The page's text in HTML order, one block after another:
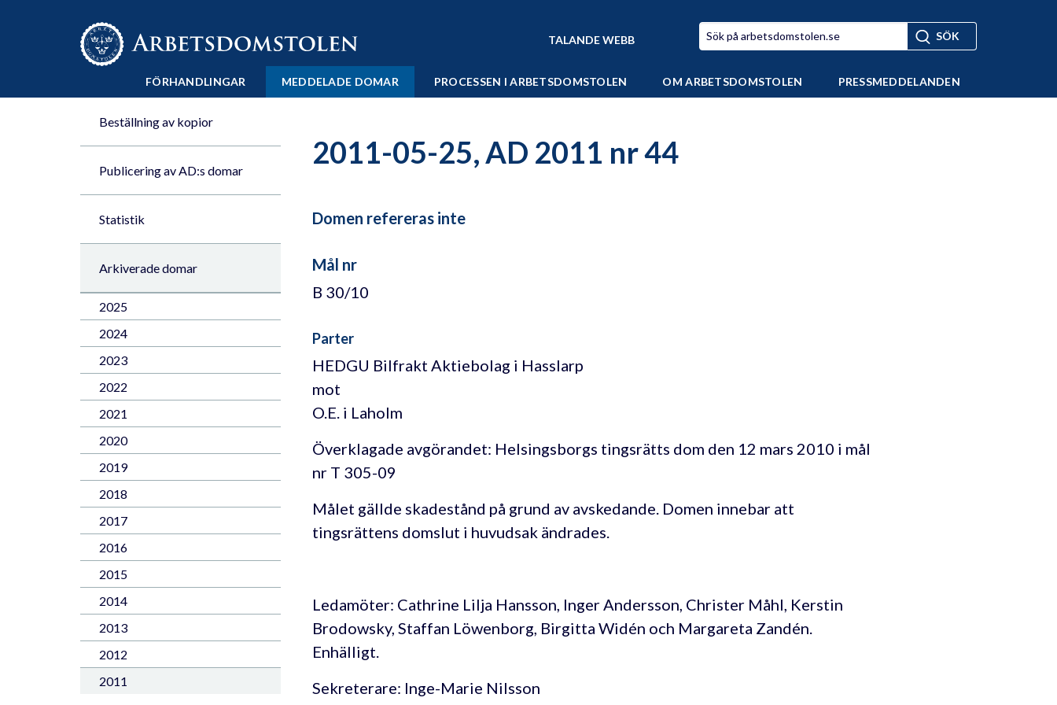
Till innehåll på sidan x
TALANDE WEBB
FÖRHANDLINGAR MEDDELADE DOMAR PROCESSEN I ARBETSDOMSTOLEN OM ARBETSDOMSTOLEN PRESSMEDDELANDEN
Beställning av kopior
Publicering av AD:s domar
Statistik
Arkiverade domar
2025
2024
2023
2022
2021
2020
2019
2018
2017
2016
2015
2014
2013
2012
2011
2011-05-25, AD 2011 nr 44
Domen refereras inte
Mål nr
B 30/10
Parter
HEDGU Bilfrakt Aktiebolag i Hasslarp
mot
O.E. i Laholm
Överklagade avgörandet: Helsingsborgs tingsrätts dom den 12 mars 2010 i mål
nr T 305-09
Målet gällde skadestånd på grund av avskedande. Domen innebar att
tingsrättens domslut i huvudsak ändrades.
Ledamöter: Cathrine Lilja Hansson, Inger Andersson, Christer Måhl, Kerstin
Brodowsky, Staffan Löwenborg, Birgitta Widén och Margareta Zandén.
Enhälligt.
Sekreterare: Inge-Marie Nilsson